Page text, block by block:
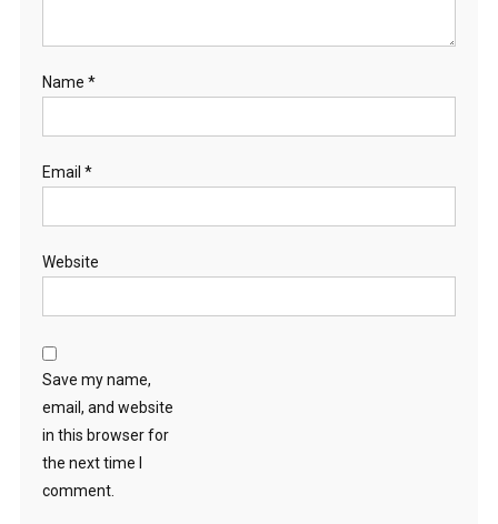
Name *
Email *
Website
Save my name,
email, and website
in this browser for
the next time I
comment.